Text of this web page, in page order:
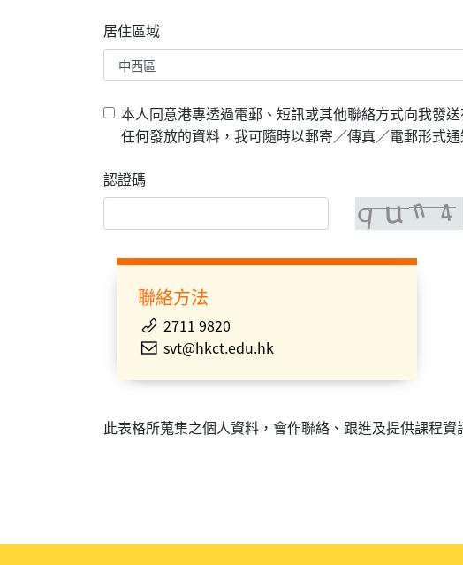
居住區域
本人同意港專透過電郵、短訊或其他聯絡方式向我發
任何發放的資料，我可隨時以郵寄／傳真／電郵形式
認證碼
聯絡方法
2711 9820
svt@hkct.edu.hk
此表格所蒐集之個人資料，會作聯絡、跟進及提供課程資